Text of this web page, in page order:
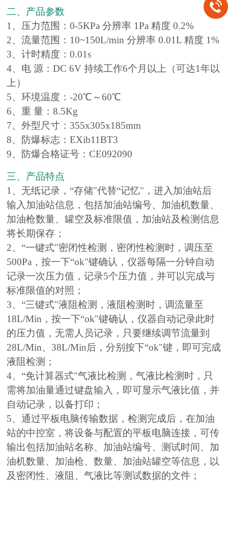
二、产品参数
1、压力范围：0-5KPa 分辨率 1Pa 精度 0.2%
2、流量范围：10~150L/min 分辨率 0.01L 精度 1%
3、计时精度：0.01s
4、电 源：DC 6V 持续工作6个月以上（可达1年以
上）
5、环境温度：-20℃～60℃
6、重 量：8.5Kg
7、外型尺寸：355x305x185mm
8、防爆标志：EXib11BT3
9、防爆合格证号：CE092090
三、产品特点
1、无纸记录，“存储"代替“记忆"，进入加油站后
输入加油站信息，包括加油站编号、加油机数量、
加油枪数量、罐空及标准限值，加油站及检测信息
将长期保存；
2、“一键式"密闭性检测，密闭性检测时，调压至
500Pa，按一下“ok"键确认，仪器每隔一分钟自动
记录一次压力值，记录5个压力值，并可以完成与
标准限值的对照；
3、“三键式"液阻检测，液阻检测时，调流量至
18L/Min，按一下“ok"键确认，仪器自动记录此时
的压力值，无需人员记录，只要继续调节流量到
28L/Min、38L/Min后，分别按下“ok"键，即可完成
液阻检测；
4、“免计算器式"气液比检测，气液比检测时，只
需将加油量通过键盘输入，即可显示气液比值，并
自动记录，以备打印；
5、通过平板电脑传输数据，检测完成后，在加油
站的中控室，将设备与配置的平板电脑连接，可传
输出包括加油站名称、加油站编号、测试时间、加
油机数量、加油枪、数量、加油站罐空等信息，以
及密闭性、液阻、气液比等测试数据的文件；